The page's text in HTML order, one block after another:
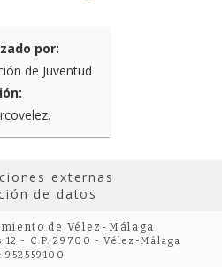
por:
de Juventud
externas
de datos
de Vélez-Málaga
- C.P. 29700 - Vélez-Málaga
952559100